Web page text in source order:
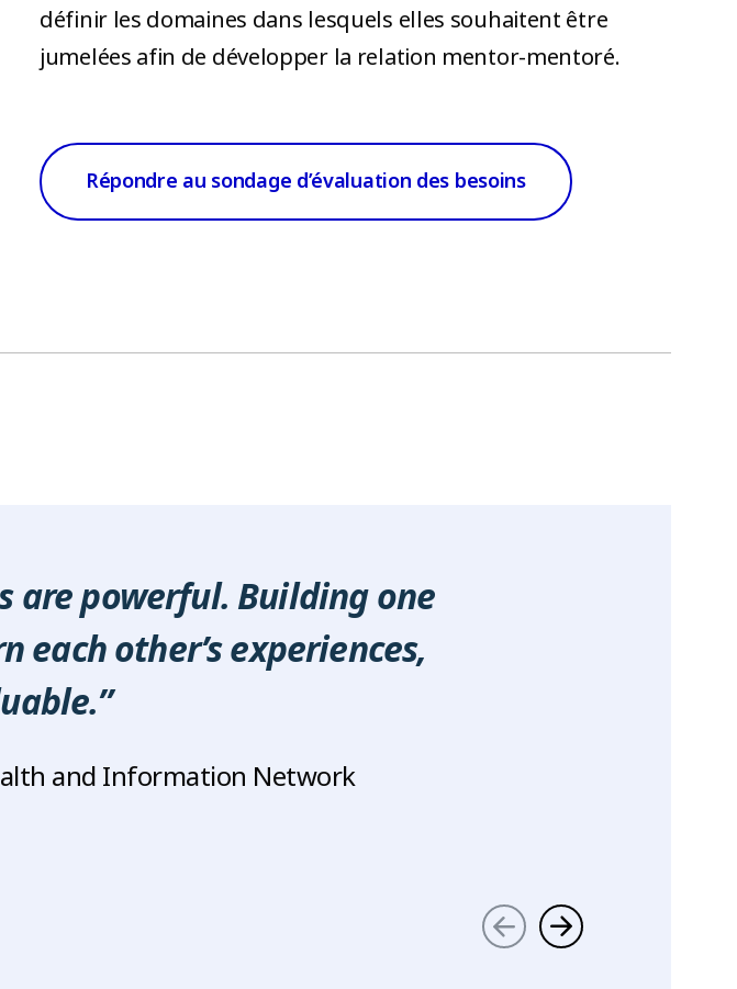
définir les domaines dans lesquels elles souhaitent être
jumelées afin de développer la relation mentor-mentoré.
Répondre au sondage d’évaluation des besoins
are powerful. Building one
other’s experiences,
and Information Network